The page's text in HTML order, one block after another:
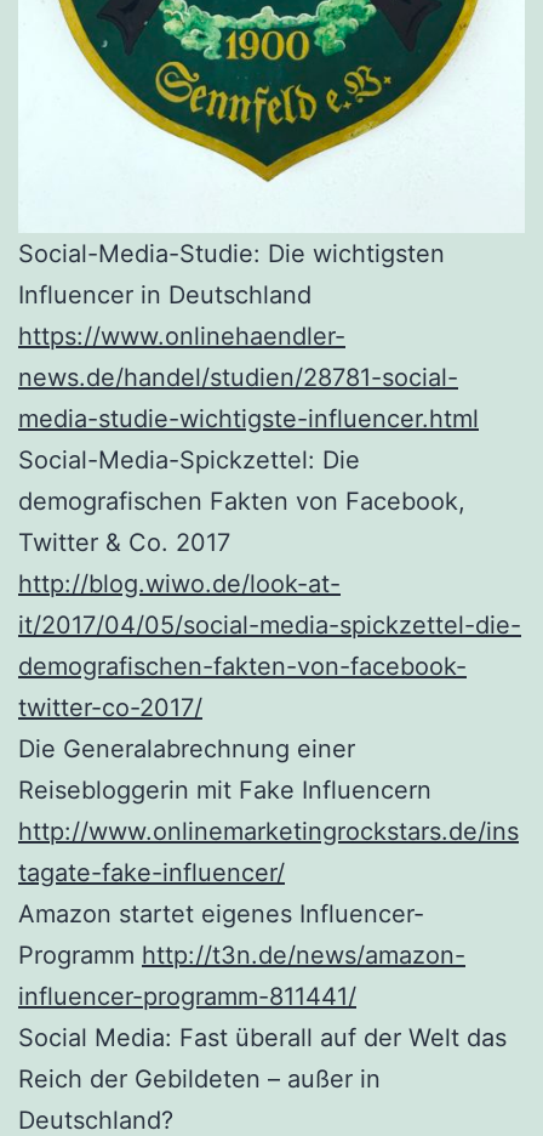
Social-Media-Studie: Die wichtigsten
Influencer in Deutschland
https://www.onlinehaendler-
news.de/handel/studien/28781-social-
media-studie-wichtigste-influencer.html
Social-Media-Spickzettel: Die
demografischen Fakten von Facebook,
Twitter & Co. 2017
http://blog.wiwo.de/look-at-
it/2017/04/05/social-media-spickzettel-die-
demografischen-fakten-von-facebook-
twitter-co-2017/
Die Generalabrechnung einer
Reisebloggerin mit Fake Influencern
http://www.onlinemarketingrockstars.de/ins
tagate-fake-influencer/
Amazon startet eigenes Influencer-
Programm http://t3n.de/news/amazon-
influencer-programm-811441/
Social Media: Fast überall auf der Welt das
Reich der Gebildeten – außer in
Deutschland?